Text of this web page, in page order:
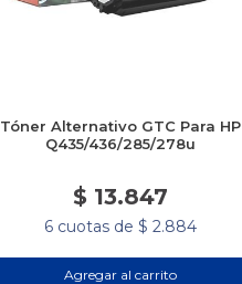
Tóner Alternativo GTC Para HP
Q435/436/285/278u
$ 13.847
6 cuotas de $ 2.884
Agregar al carrito